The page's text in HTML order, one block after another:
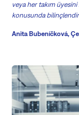
veya her takım
konusunda
Anita Bubeníčková,